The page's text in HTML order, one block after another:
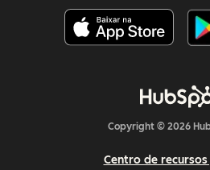
Copyright © 2026
Centro de